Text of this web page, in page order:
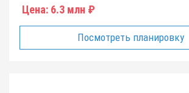
Цена: 6.3 млн ₽
Посмотреть планировку